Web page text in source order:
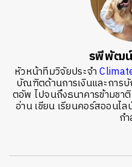
รพีพัฒ
หัวหน้าทีมวิจัยประจำ
บัณฑิตด้านการเงินและการ
ตอัพ ไปจนถึงธนาคารข้ามชา
อ่าน เขียน เรียนคอร์สออนไ
ก